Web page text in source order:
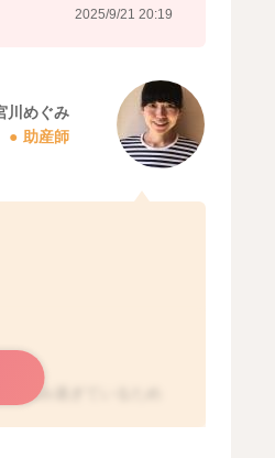
2025/9/21 20:19
川めぐみ
助産師
飲み過ぎているため